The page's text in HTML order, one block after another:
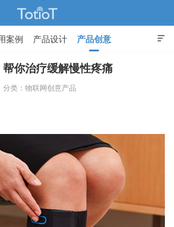

案例 产品设计 产品创意
你治疗缓解慢性疼痛
分类： 物联网创意产品